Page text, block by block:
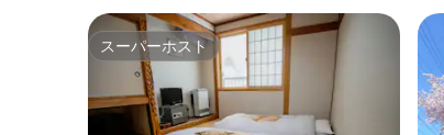
スーパーホスト
スーパーホスト